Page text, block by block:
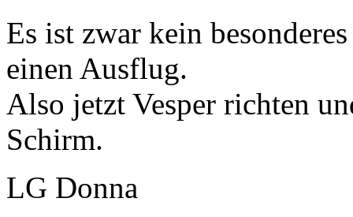
Es ist zwar kein
einen Ausflug.
Also jetzt Vesper richten
Schirm.
LG Donna